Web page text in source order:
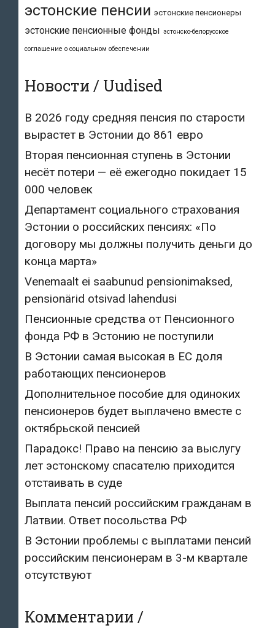
эстонские пенсии эстонские пенсионеры
эстонские пенсионные фонды эстонско-белорусское
соглашение о социальном обеспечении
Новости / Uudised
В 2026 году средняя пенсия по старости
вырастет в Эстонии до 861 евро
Вторая пенсионная ступень в Эстонии
несёт потери — её ежегодно покидает 15
000 человек
Департамент социального страхования
Эстонии о российских пенсиях: «По
договору мы должны получить деньги до
конца марта»
Venemaalt ei saabunud pensionimaksed,
pensionärid otsivad lahendusi
Пенсионные средства от Пенсионного
фонда РФ в Эстонию не поступили
В Эстонии самая высокая в ЕС доля
работающих пенсионеров
Дополнительное пособие для одиноких
пенсионеров будет выплачено вместе с
октябрьской пенсией
Парадокс! Право на пенсию за выслугу
лет эстонскому спасателю приходится
отстаивать в суде
Выплата пенсий российским гражданам в
Латвии. Ответ посольства РФ
В Эстонии проблемы с выплатами пенсий
российским пенсионерам в 3-м квартале
отсутствуют
Комментарии /